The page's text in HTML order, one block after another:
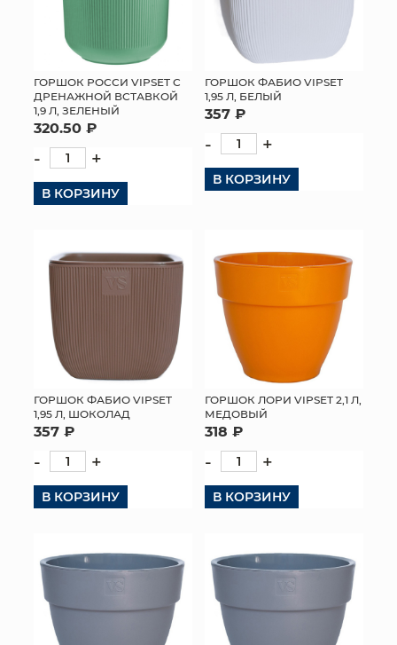
ГОРШОК РОССИ VIPSET С
ДРЕНАЖНОЙ ВСТАВКОЙ
1,9 Л, ЗЕЛЕНЫЙ
320.50 ₽
- +
В КОРЗИНУ
ГОРШОК ФАБИО VIPSET
1,95 Л, БЕЛЫЙ
357 ₽
- +
В КОРЗИНУ
ГОРШОК ФАБИО VIPSET
1,95 Л, ШОКОЛАД
357 ₽
- +
В КОРЗИНУ
ГОРШОК ЛОРИ VIPSET 2,1 Л,
МЕДОВЫЙ
318 ₽
- +
В КОРЗИНУ